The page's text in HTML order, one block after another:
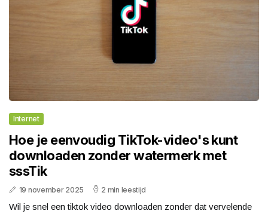
Internet
Hoe je eenvoudig TikTok-video's kunt
downloaden zonder watermerk met
sssTik
19 november 2025 2 min leestijd
Wil je snel een tiktok video downloaden zonder dat vervelende